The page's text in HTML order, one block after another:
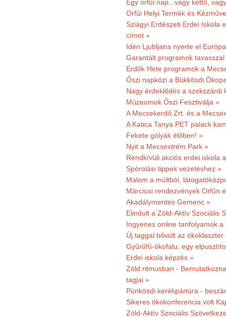
Egy orfűi nap...vagy kettő,
Orfűi Helyi Termék és
Sziágyi Erdészeti Erdei Iskola
címet »
Idén Ljubljana nyerte el
Garantált programok tavasszal
Erdők Hete programok a
Őszi napközi a Bükkösdi
Nagy érdeklődés a szekszárdi
Múzeumok Őszi Fesztiválja »
A Mecsekerdő Zrt. és a
A Katica Tanya PET palack
Fekete gólyák élőben! »
Nyit a Mecsextrém Park »
Rendkívüli akciós erdei iskola
Spórolási tippek vezetéshez »
Malom a múltból,
Márciusi rendezvények Orfűn
Akadálymentes Gemenc »
Elindult a Zöld-Aktív Szociális
Ingyenes online tanfolyamok
Új taggal bővült az ökoklaszter
Gyűrűfű-ökofalu, egy
Erdei iskola képzés »
Zöld ritmusban -
tagjai »
Pünkösdi kerékpártúra -
Sikeres ökokonferencia volt
Zöld-Aktív Szociális